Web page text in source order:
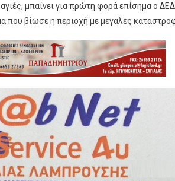
μπαίνει για πρώτη φορά επίσημα ο
που βίωσε η περιοχή με μεγάλες